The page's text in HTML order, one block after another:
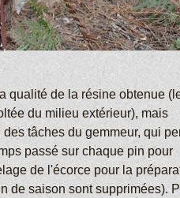
qualité de la résine obtenue
du milieu extérieur), mais
tâches du gemmeur, qui
passé sur chaque pin pour
de l'écorce pour la
de saison sont supprimées).